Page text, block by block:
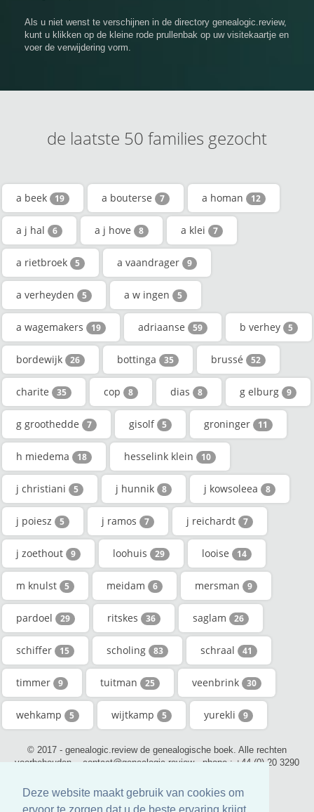
Deze website maakt gebruik van cookies om
Als u niet wenst te verschijnen in de directory genealogic.review,
kunt u klikken op de kleine rode prullenbak op uw visitekaartje en
voer de verwijdering vorm.
de laatste 50 families gezocht
a beek 19 a bouterse 7 a homan 12
a j hal 6 a j hove 8 a klei 7
a rietbroek 5 a vaandrager 9
a verheyden 5 a w ingen 5
a wagemakers 19 adriaanse 59 b verhey 5
bordewijk 26 bottinga 35 brussé 52
charite 35 cop 8 dias 8 g elburg 9
g groothedde 7 gisolf 5 groninger 11
h miedema 18 hesselink klein 10
j christiani 5 j hunnik 8 j kowsoleea 8
j poiesz 5 j ramos 7 j reichardt 7
j zoethout 9 loohuis 29 looise 14
m knulst 5 meidam 6 mersman 9
pardoel 29 ritskes 36 saglam 26
schiffer 15 scholing 83 schraal 41
timmer 9 tuitman 25 veenbrink 30
wehkamp 5 wijtkamp 5 yurekli 9
© 2017 - genealogic.review de genealogische boek. Alle rechten
voorbehouden. - contact@genealogic.review - phone : +44 (0) 20 3290